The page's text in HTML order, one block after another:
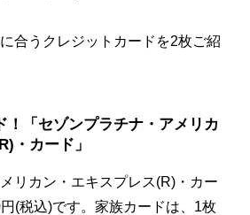
合うクレジットカードを2枚ご紹
！「セゾンプラチナ・アメリカ
・カード」
リカン・エキスプレス(R)・カー
(税込)です。家族カードは、1枚